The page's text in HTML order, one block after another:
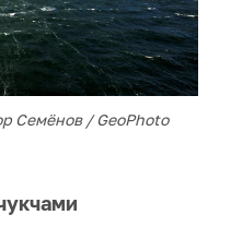
Семёнов / GeoPhoto